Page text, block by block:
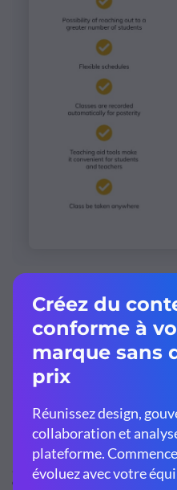
Customize this
2. Modèle d'avantages et
création d'entreprise